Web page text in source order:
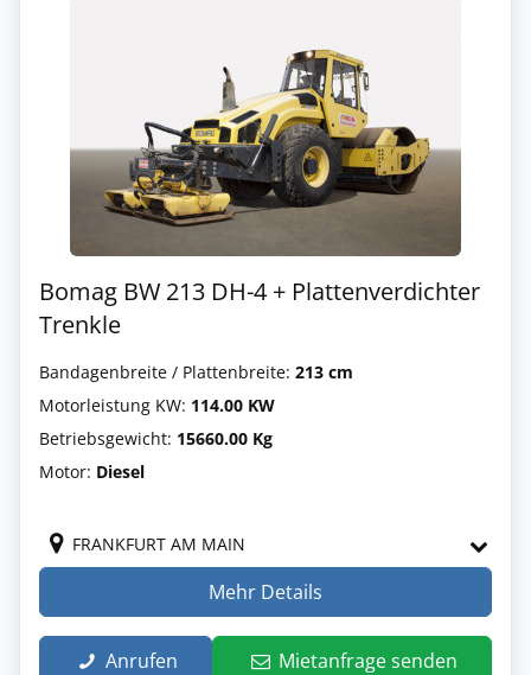
Bomag BW 213 DH-4 + Plattenverdichter
Trenkle
Bandagenbreite / Plattenbreite: 213 cm
Motorleistung KW: 114.00 KW
Betriebsgewicht: 15660.00 Kg
Motor: Diesel
FRANKFURT AM MAIN
Mehr Details
Anrufen Mietanfrage senden